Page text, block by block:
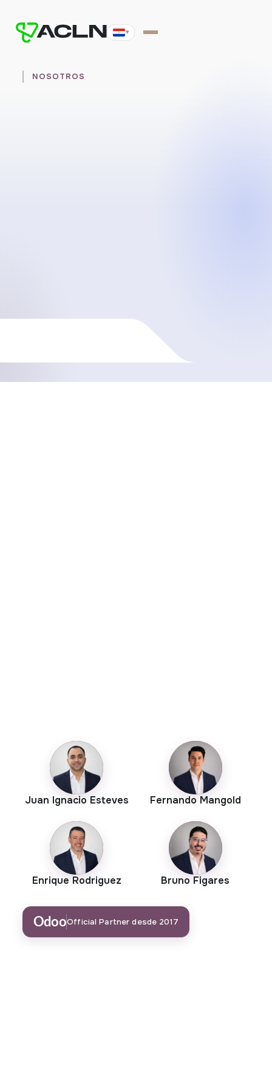
▾
NOSOTROS
Juan Ignacio Esteves Fernando Mangold
Enrique Rodriguez Bruno Figares
OdooOfficial Partner desde 2017